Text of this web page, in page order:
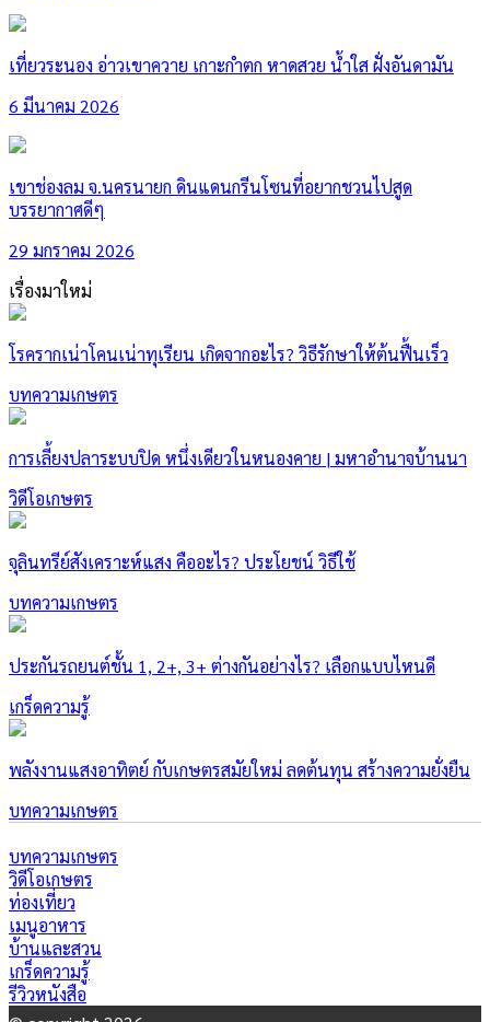
เที่ยวระนอง อ่าวเขาควาย เกาะกำตก หาดสวย น้ำใส ฝั่งอันดามัน
6 มีนาคม 2026
เขาช่องลม จ.นครนายก ดินแดนกรีนโซนที่อยากชวนไปสูด
บรรยากาศดีๆ
29 มกราคม 2026
เรื่องมาใหม่
โรครากเน่าโคนเน่าทุเรียน เกิดจากอะไร? วิธีรักษาให้ต้นฟื้นเร็ว
บทความเกษตร
การเลี้ยงปลาระบบปิด หนึ่งเดียวในหนองคาย | มหาอำนาจบ้านนา
วิดีโอเกษตร
จุลินทรีย์สังเคราะห์แสง คืออะไร? ประโยชน์ วิธีใช้
บทความเกษตร
ประกันรถยนต์ชั้น 1, 2+, 3+ ต่างกันอย่างไร? เลือกแบบไหนดี
เกร็ดความรู้
พลังงานแสงอาทิตย์ กับเกษตรสมัยใหม่ ลดต้นทุน สร้างความยั่งยืน
บทความเกษตร
บทความเกษตร
วิดีโอเกษตร
ท่องเที่ยว
เมนูอาหาร
บ้านและสวน
เกร็ดความรู้
รีวิวหนังสือ